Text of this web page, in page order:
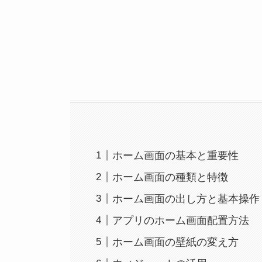
ホーム画面の基本と重要性
ホーム画面の種類と特徴
ホーム画面の出し方と基本操作
アプリのホーム画面配置方法
ホーム画面の壁紙の変え方